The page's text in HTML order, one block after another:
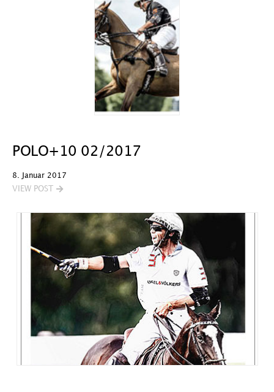
POLO+10 02/2017
8. Januar 2017
VIEW POST